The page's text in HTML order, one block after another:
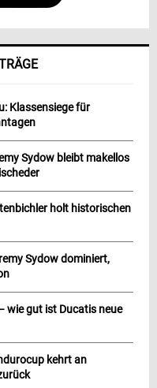
Klassensiege für
Sydow bleibt makellos
holt historischen
Sydow dominiert,
wie gut ist Ducatis neue
kehrt an